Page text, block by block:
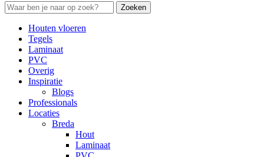
Search
for:
Houten vloeren
Tegels
Laminaat
PVC
Overig
Inspiratie
Blogs
Professionals
Locaties
Breda
Hout
Laminaat